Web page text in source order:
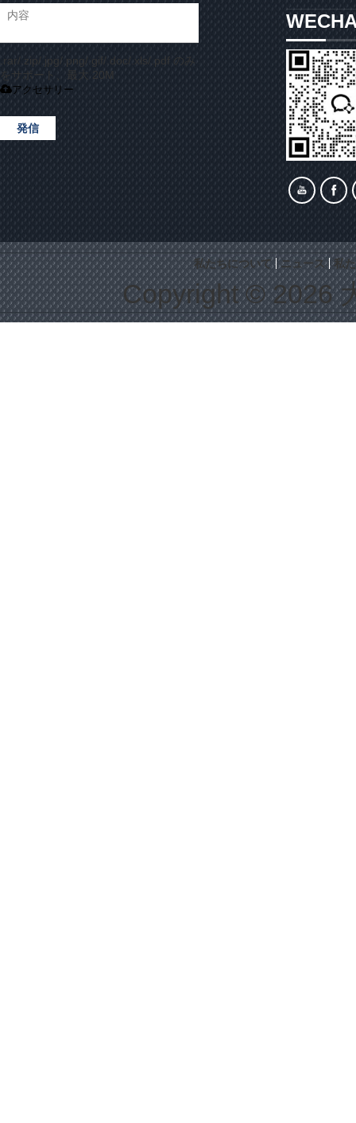
.rar/.zip/.jpg/.png/.gif/.doc/.xls/.pdf のみ
をサポート、最大 20M
アクセサリー
発信
私たちについて ニュース 私
Copyright © 2026